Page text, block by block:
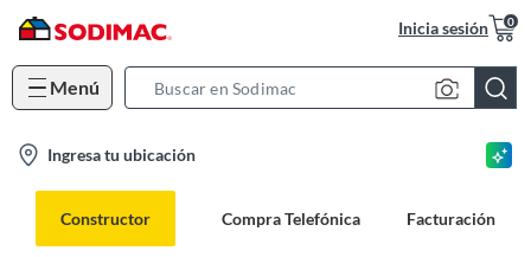
Inicia sesión 0
Menú
c
Ingresa tu ubicación
Constructor Compra Telefónica Facturación